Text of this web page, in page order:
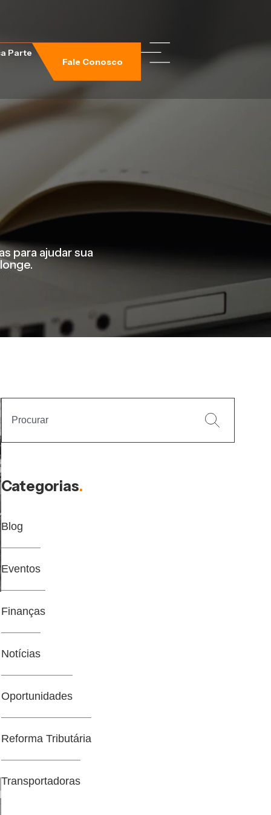
Parte
Fale Conosco
para ajudar sua
Categorias.
Blog
Eventos
Finanças
Notícias
Oportunidades
Reforma Tributária
Transportadoras